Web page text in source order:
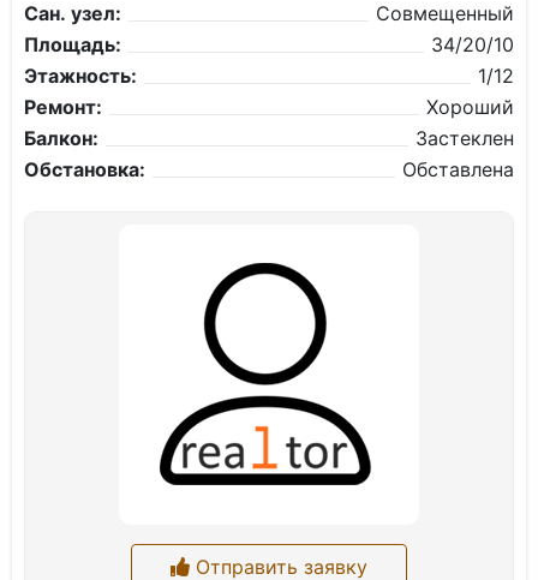
Сан. узел:
Совмещенный
Площадь:
34/20/10
Этажность:
1/12
Ремонт:
Хороший
Балкон:
Застеклен
Обстановка:
Обставлена
Отправить заявку